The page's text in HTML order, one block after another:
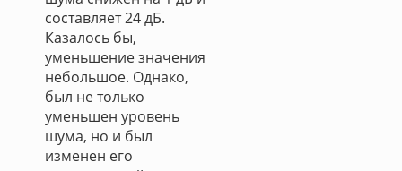
составляет 24 дБ.
Казалось бы,
уменьшение значения
небольшое. Однако,
был не только
уменьшен уровень
шума, но и был
изменен его